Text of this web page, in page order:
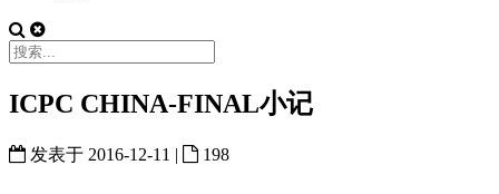
ICPC CHINA-FINAL小记
发表于 2016-12-11 | 198